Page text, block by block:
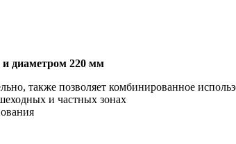
диаметром 220 мм
также позволяет комбинированное
и частных зонах